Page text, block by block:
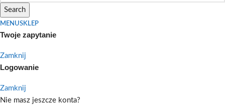
Search
MENUSKLEP
Twoje zapytanie
Zamknij
Logowanie
Zamknij
Nie masz jeszcze konta?